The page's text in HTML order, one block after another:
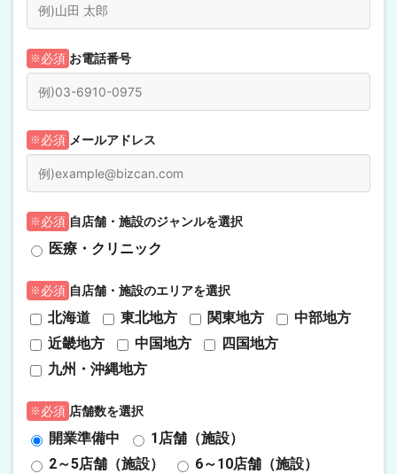
必須 お電話番号
必須 メールアドレス
必須 自店舗・施設のジャンルを選択
医療・クリニック
必須 自店舗・施設のエリアを選択
北海道 東北地方 関東地方
中部地方
近畿地方
中国地方
四国地方
九州・沖縄地方
必須 店舗数を選択
開業準備中
1店舗（施設）
2～5店舗（施設）
6～10店舗（施設）